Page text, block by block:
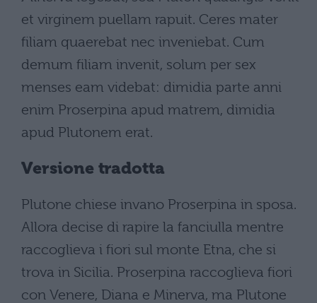
et virginem puellam rapuit. Ceres mater
filiam quaerebat nec inveniebat. Cum
demum filiam invenit, solum per sex
menses eam videbat: dimidia parte anni
enim Proserpina apud matrem, dimidia
apud Plutonem erat.
Versione tradotta
Plutone chiese invano Proserpina in sposa.
Allora decise di rapire la fanciulla mentre
raccoglieva i fiori sul monte Etna, che si
trova in Sicilia. Proserpina raccoglieva fiori
con Venere, Diana e Minerva, ma Plutone